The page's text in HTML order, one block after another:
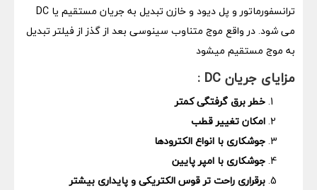
ترانسفورماتور و پل دیود و خازن تبدیل به جریان مستقیم یا DC
می شود. در واقع موج متناوب سینوسی بعد از گذز از فیلتر تبدیل
به موج مستقیم میشود
مزایای جریانDC
:
خطر برق گرفتگی کمتر
امکان تغییر قطب
جوشکاری با انواع الکترودها
جوشکاری با امپر پایین
برقراری راحت تر قوس الکتریکی و پایداری بیشتر